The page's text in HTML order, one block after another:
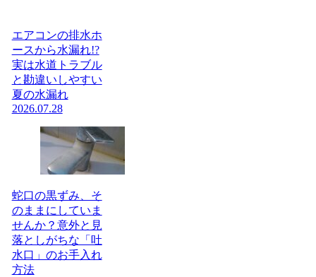
エアコンの排水ホ
ースから水漏れ!?
実は水道トラブル
と勘違いしやすい
夏の水漏れ
2026.07.28
蛇口の黒ずみ、そ
のままにしていま
せんか？意外と見
落としがちな「吐
水口」のお手入れ
方法